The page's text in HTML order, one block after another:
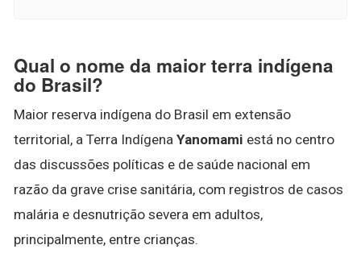
Qual o nome da maior terra indígena
do Brasil?
Maior reserva indígena do Brasil em extensão
territorial, a Terra Indígena Yanomami está no centro
das discussões políticas e de saúde nacional em
razão da grave crise sanitária, com registros de casos
malária e desnutrição severa em adultos,
principalmente, entre crianças.